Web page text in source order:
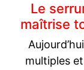
Le
maîtrise
multiples